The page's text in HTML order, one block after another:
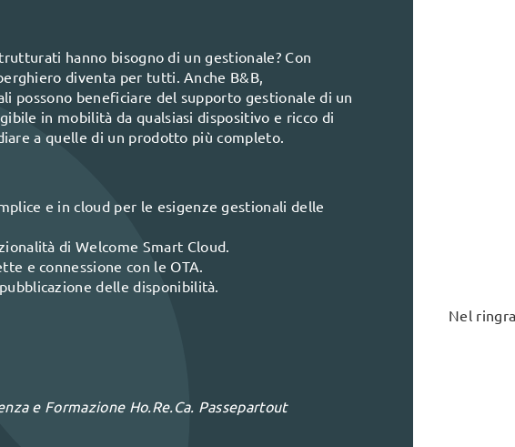
hanno bisogno di un gestionale? Con
diventa per tutti. Anche B&B,
possono beneficiare del supporto gestionale di un
in mobilità da qualsiasi dispositivo e ricco di
a quelle di un prodotto più completo.
e in cloud per le esigenze gestionali delle
di Welcome Smart Cloud.
e connessione con le OTA.
delle disponibilità.
e Formazione Ho.Re.Ca. Passepartout
Nel